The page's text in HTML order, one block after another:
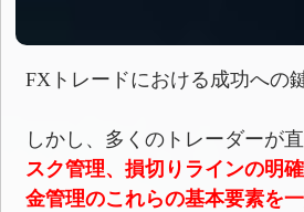
FXトレードにおける成功への
しかし、多くのトレーダーが
スク管理、損切りラインの明
金管理のこれらの基本要素を